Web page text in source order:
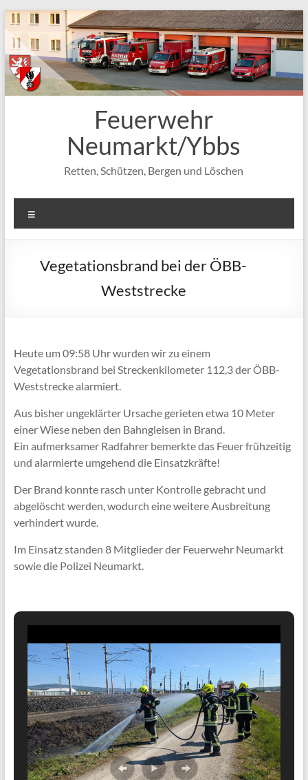
Zum
Inhalt
springen
Feuerwehr
Neumarkt/Ybbs
Retten, Schützen, Bergen und Löschen
Vegetationsbrand bei der ÖBB-
Weststrecke
Heute um 09:58 Uhr wurden wir zu einem
Vegetationsbrand bei Streckenkilometer 112,3 der ÖBB-
Weststrecke alarmiert.
Aus bisher ungeklärter Ursache gerieten etwa 10 Meter
einer Wiese neben den Bahngleisen in Brand.
Ein aufmerksamer Radfahrer bemerkte das Feuer frühzeitig
und alarmierte umgehend die Einsatzkräfte!
Der Brand konnte rasch unter Kontrolle gebracht und
abgelöscht werden, wodurch eine weitere Ausbreitung
verhindert wurde.
Im Einsatz standen 8 Mitglieder der Feuerwehr Neumarkt
sowie die Polizei Neumarkt.